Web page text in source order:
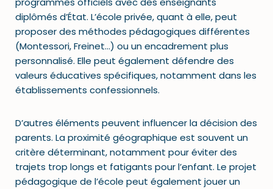
diplômés d’État. L’école privée, quant à elle, peut
proposer des méthodes pédagogiques différentes
(Montessori, Freinet…) ou un encadrement plus
personnalisé. Elle peut également défendre des
valeurs éducatives spécifiques, notamment dans les
établissements confessionnels.
D’autres éléments peuvent influencer la décision des
parents. La proximité géographique est souvent un
critère déterminant, notamment pour éviter des
trajets trop longs et fatigants pour l’enfant. Le projet
pédagogique de l’école peut également jouer un